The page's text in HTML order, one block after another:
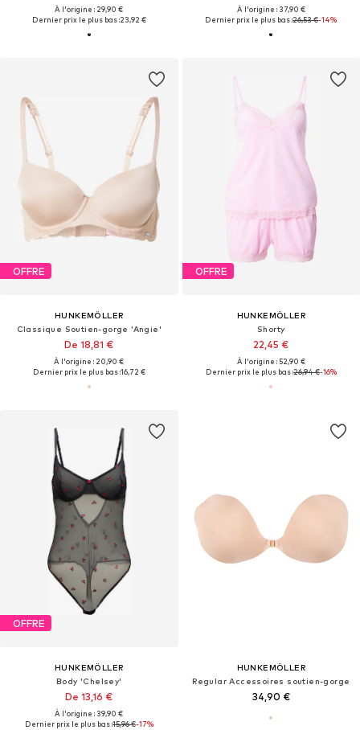
À l'origine : 29,90 €
Dernier prix le plus bas :23,92 €
À l'origine : 37,90 €
Dernier prix le plus bas :26,53 €-14%
OFFRE
HUNKEMÖLLER
Classique Soutien-gorge 'Angie'
De 18,81 €
À l'origine : 20,90 €
Dernier prix le plus bas :16,72 €
OFFRE
HUNKEMÖLLER
Shorty
22,45 €
À l'origine : 52,90 €
Dernier prix le plus bas :26,94 €-16%
OFFRE
HUNKEMÖLLER
Body 'Chelsey'
De 13,16 €
À l'origine : 39,90 €
Dernier prix le plus bas :15,96 €-17%
HUNKEMÖLLER
Regular Accessoires soutien-gorge
34,90 €